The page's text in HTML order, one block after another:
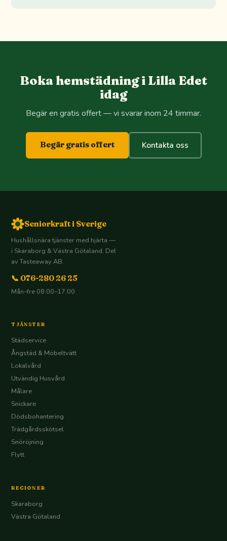
Boka hemstädning i Lilla Edet
idag
Begär en gratis offert — vi svarar inom 24 timmar.
Begär gratis offert Kontakta oss
Seniorkraft i Sverige
Hushållsnära tjänster med hjärta —
i Skaraborg & Västra Götaland. Del
av Tasteaway AB.
📞 076-280 26 25
Mån–fre 08:00–17:00
TJÄNSTER
Städservice
Ångstäd & Möbeltvätt
Lokalvård
Utvändig Husvård
Målare
Snickare
Dödsbohantering
Trädgårdsskötsel
Snöröjning
Flytt
REGIONER
Skaraborg
Västra Götaland